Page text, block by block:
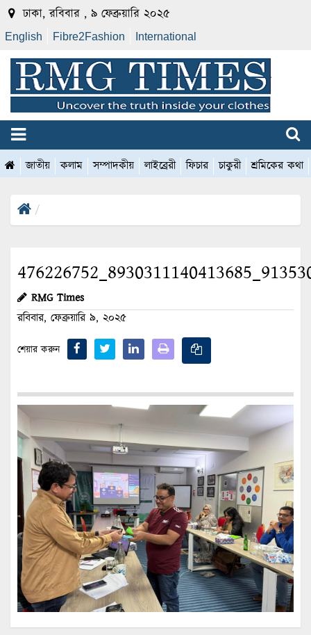
ঢাকা, রবিবার , ৯ ফেব্রুয়ারি ২০২৫
English Fibre2Fashion International
জাতীয় কলাম সম্পাদকীয় লাইব্রেরী ফিচার চাকুরী শ্রমিকের কথা
RMG Times
রবিবার, ফেব্রুয়ারি ৯, ২০২৫
শেয়ার করুন